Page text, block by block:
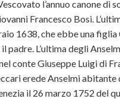
l’annuo canone di
Francesco Bosi.
1638, che ebbe una
il padre. L’ultima degli
conte Giuseppe Luigi di
erede Anselmi
il 26 marzo 1752 del